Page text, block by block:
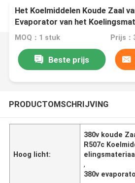
Het Koelmiddelen Koude Zaal
Evaporator van het
Opslag
MOQ：1 stuk Prijs：
Beste prijs
PRODUCTOMSCHRIJVING
Hoog licht:
380v koude
R507c
,
380v